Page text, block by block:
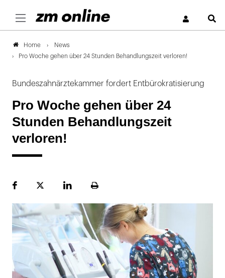
Home
News
Pro Woche gehen über 24 Stunden Behandlungszeit verloren!
Bundeszahnärztekammer fordert Entbürokratisierung
Pro Woche gehen über 24
Stunden Behandlungszeit
verloren!
FacebookPlattformLinekdInSeite